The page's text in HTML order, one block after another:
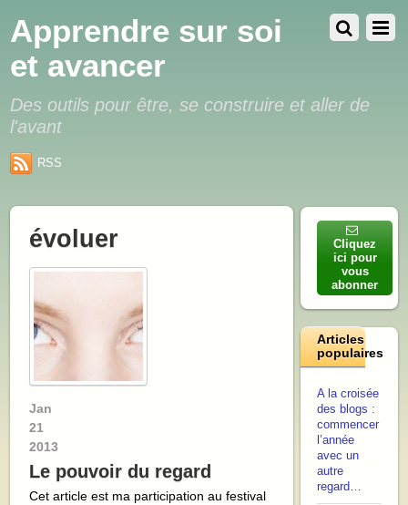
Apprendre sur soi
et avancer
Des outils pour être, se construire et aller de
l'avant
RSS
évoluer
Jan
21
2013
Le pouvoir du regard
Cet article est ma participation au festival
Cliquez
ici pour
vous
abonner
Articles
populaires
A la croisée
des blogs :
commencer
l’année
avec un
autre
regard…